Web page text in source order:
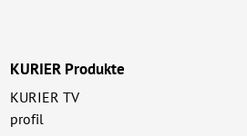
KURIER Produkte
KURIER TV
profil